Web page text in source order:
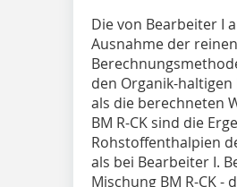
Die von Bearbeiter I
Ausnahme der
den Organik-
als die berechneten
BM R-CK sind die
Rohstoffenthalpien
als bei Bearbeiter I.
Mischung BM R-CK